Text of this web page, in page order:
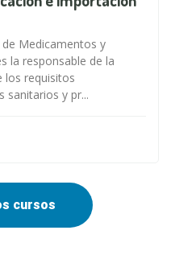
de Medicamentos y
la responsable de la
los requisitos
sanitarios y pr...
cursos